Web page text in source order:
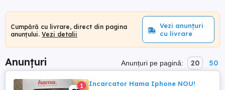
Cumpără cu livrare, direct din pagina
anunțului. Vezi detalii
Vezi anunțuri
cu livrare
Anunțuri Anunțuri pe pagină: 20 50
1 Incarcator Hama Iphone NOU!